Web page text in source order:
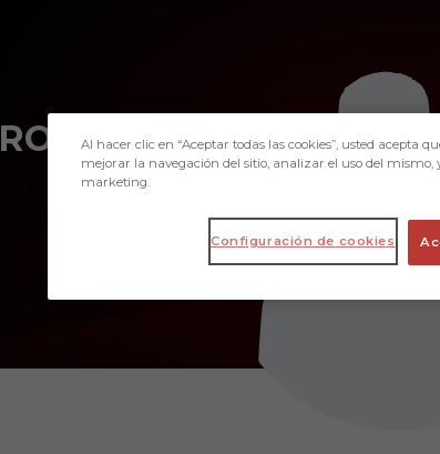
ROMEOAl hacer clic en “Aceptar todas las cookies”, usted acepta
mejorar la navegación del sitio, analizar el uso del mismo,
marketing.
Configuración de cookies